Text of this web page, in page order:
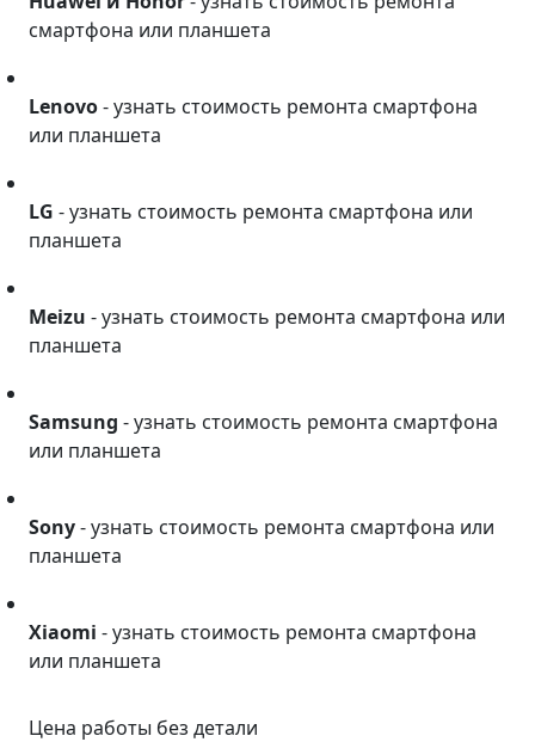
смартфона или планшета
Lenovo- узнать стоимость ремонта смартфона
или планшета
LG - узнать стоимость ремонта смартфона или
планшета
Meizu - узнать стоимость ремонта смартфона или
планшета
Samsung - узнать стоимость ремонта смартфона
или планшета
Sony- узнать стоимость ремонта смартфона или
планшета
Xiaomi - узнать стоимость ремонта смартфона
или планшета
Цена работы без детали